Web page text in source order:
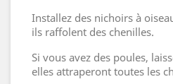
Installez des nichoirs à
ils raffolent des chenilles.
Si vous avez des poules,
elles attraperont toutes les